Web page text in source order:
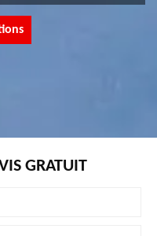
GRATUIT